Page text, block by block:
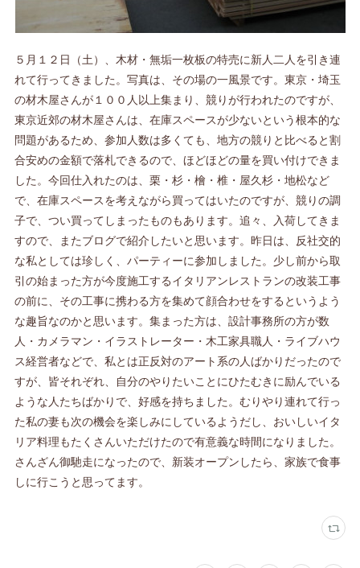
５月１２日（土）、木材・無垢一枚板の特売に新人二人を引き連
れて行ってきました。写真は、その場の一風景です。東京・埼玉
の材木屋さんが１００人以上集まり、競りが行われたのですが、
東京近郊の材木屋さんは、在庫スペースが少ないという根本的な
問題があるため、参加人数は多くても、地方の競りと比べると割
合安めの金額で落札できるので、ほどほどの量を買い付けできま
した。今回仕入れたのは、栗・杉・檜・椎・屋久杉・地松など
で、在庫スペースを考えながら買ってはいたのですが、競りの調
子で、つい買ってしまったものもあります。追々、入荷してきま
すので、またブログで紹介したいと思います。昨日は、反社交的
な私としては珍しく、パーティーに参加しました。少し前から取
引の始まった方が今度施工するイタリアンレストランの改装工事
の前に、その工事に携わる方を集めて顔合わせをするというよう
な趣旨なのかと思います。集まった方は、設計事務所の方が数
人・カメラマン・イラストレーター・木工家具職人・ライブハウ
ス経営者などで、私とは正反対のアート系の人ばかりだったので
すが、皆それぞれ、自分のやりたいことにひたむきに励んでいる
ような人たちばかりで、好感を持ちました。むりやり連れて行っ
た私の妻も次の機会を楽しみにしているようだし、おいしいイタ
リア料理もたくさんいただけたので有意義な時間になりました。
さんざん御馳走になったので、新装オープンしたら、家族で食事
しに行こうと思ってます。